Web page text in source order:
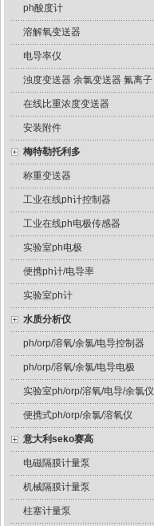
ph酸度计
溶解氧变送器
电导率仪
浊度变送器 余氯变送器 氟离子
在线比重浓度变送器
安装附件
梅特勒托利多
称重变送器
工业在线ph计控制器
工业在线ph电极传感器
实验室ph电极
便携ph计/电导率
实验室ph计
水质分析仪
ph/orp/溶氧/余氯/电导控制器
ph/orp/溶氧/余氯/电导电极
实验室ph/orp/溶氧/电导/余氯仪
便携式ph/orp/余氯/溶氧仪
意大利seko赛高
电磁隔膜计量泵
机械隔膜计量泵
柱塞计量泵